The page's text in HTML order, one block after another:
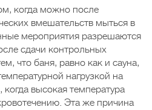
когда можно после
вмешательств мыться в
мероприятия разрешаются
сдачи контрольных
что баня, равно как и сауна,
нагрузкой на
высокая температура
Эта же причина